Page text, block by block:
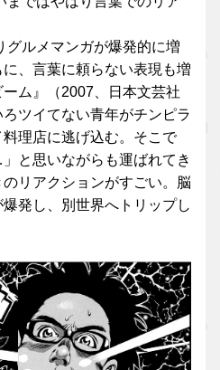
グルメマンガが爆発的に増
、言葉に頼らない表現も増
ム』（2007、日本文芸社
ツイてない青年がチンピラ
理店に逃げ込む。そこで
と思いながらも運ばれてき
リアクションがすごい。脳
発し、別世界へトリップし